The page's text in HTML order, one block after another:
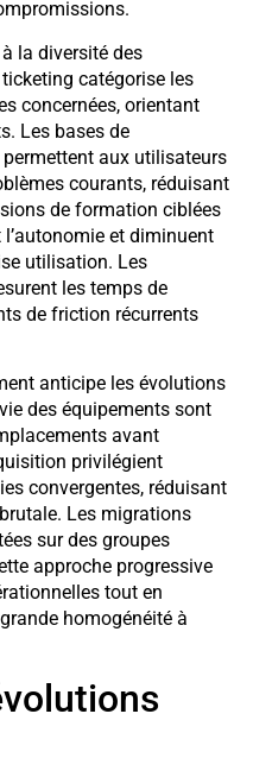
la diversité des
catégorise les
concernées, orientant
Les bases de
aux utilisateurs
courants, réduisant
de formation ciblées
et diminuent
utilisation. Les
les temps de
de friction récurrents
anticipe les évolutions
des équipements sont
avant
privilégient
convergentes, réduisant
Les migrations
sur des groupes
approche progressive
tout en
homogénéité à